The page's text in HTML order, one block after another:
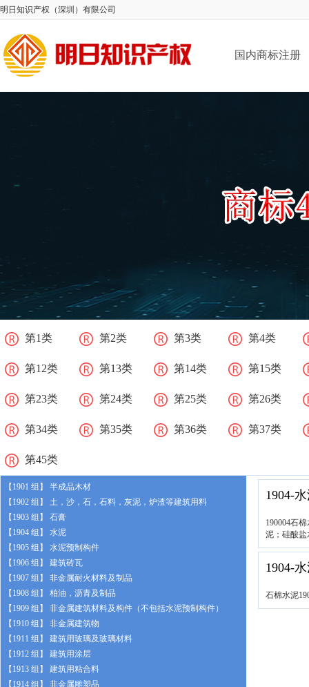
明日知识产权（深圳）有限公司
国内商标注册
第1类 第2类 第3类 第4类
第12类 第13类 第14类 第15类
第23类 第24类 第25类 第26类
第34类 第35类 第36类 第37类
第45类
【1901 组】 半成品木材
【1902 组】 土，沙，石，石料，灰泥，炉渣等建筑用料
【1903 组】 石膏
【1904 组】 水泥
【1905 组】 水泥预制构件
【1906 组】 建筑砖瓦
【1907 组】 非金属耐火材料及制品
【1908 组】 柏油，沥青及制品
【1909 组】 非金属建筑材料及构件（不包括水泥预制构件）
【1910 组】 非金属建筑物
【1911 组】 建筑用玻璃及玻璃材料
【1912 组】 建筑用涂层
【1913 组】 建筑用粘合料
【1914 组】 非金属雕塑品
1904-
190004石
泥； 硅酸盐
1904-
石棉水泥